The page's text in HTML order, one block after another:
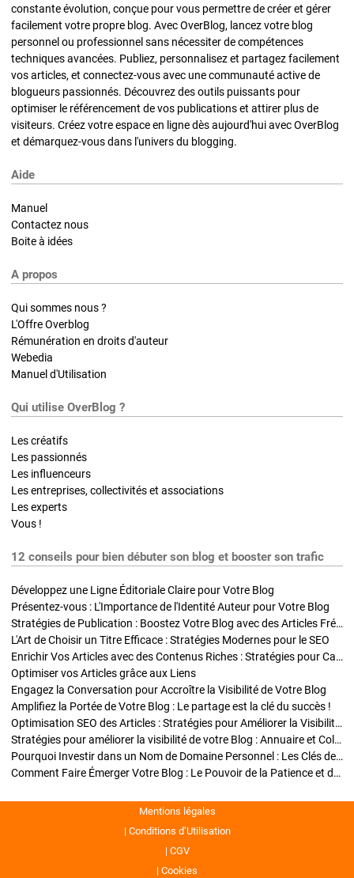
constante évolution, conçue pour vous permettre de créer et gérer
facilement votre propre blog. Avec OverBlog, lancez votre blog
personnel ou professionnel sans nécessiter de compétences
techniques avancées. Publiez, personnalisez et partagez facilement
vos articles, et connectez-vous avec une communauté active de
blogueurs passionnés. Découvrez des outils puissants pour
optimiser le référencement de vos publications et attirer plus de
visiteurs. Créez votre espace en ligne dès aujourd'hui avec OverBlog
et démarquez-vous dans l'univers du blogging.
Aide
Manuel
Contactez nous
Boite à idées
A propos
Qui sommes nous ?
L'Offre Overblog
Rémunération en droits d'auteur
Webedia
Manuel d'Utilisation
Qui utilise OverBlog ?
Les créatifs
Les passionnés
Les influenceurs
Les entreprises, collectivités et associations
Les experts
Vous !
12 conseils pour bien débuter son blog et booster son trafic
Développez une Ligne Éditoriale Claire pour Votre Blog
Présentez-vous : L'Importance de l'Identité Auteur pour Votre Blog
Stratégies de Publication : Boostez Votre Blog avec des Articles Fréquents et Exclusifs
L'Art de Choisir un Titre Efficace : Stratégies Modernes pour le SEO
Enrichir Vos Articles avec des Contenus Riches : Stratégies pour Captiver et Optimiser
Optimiser vos Articles grâce aux Liens
Engagez la Conversation pour Accroître la Visibilité de Votre Blog
Amplifiez la Portée de Votre Blog : Le partage est la clé du succès !
Optimisation SEO des Articles : Stratégies pour Améliorer la Visibilité de Votre Blog
Stratégies pour améliorer la visibilité de votre Blog : Annuaire et Collaborations
Pourquoi Investir dans un Nom de Domaine Personnel : Les Clés de la Réussite de Votre Blog
Comment Faire Émerger Votre Blog : Le Pouvoir de la Patience et de la Persévérance
Mentions légales
Conditions d’Utilisation
CGV
Cookies